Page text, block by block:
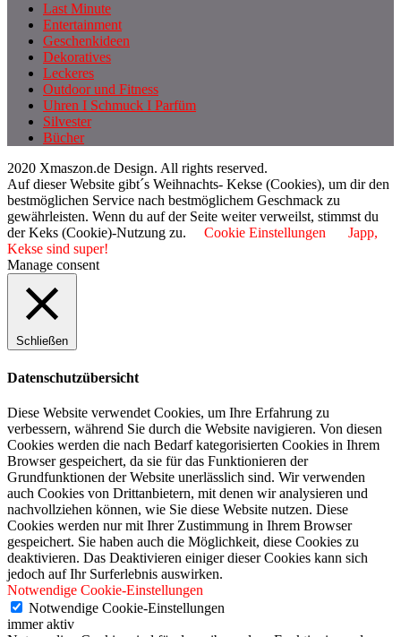
Last Minute
Entertainment
Geschenkideen
Dekoratives
Leckeres
Outdoor und Fitness
Uhren I Schmuck I Parfüm
Silvester
Bücher
2020 Xmaszon.de Design. All rights reserved.
Auf dieser Website gibt´s Weihnachts- Kekse (Cookies), um dir den
bestmöglichen Service nach bestmöglichem Geschmack zu
gewährleisten. Wenn du auf der Seite weiter verweilst, stimmst du
der Keks (Cookie)-Nutzung zu.
Cookie Einstellungen
Japp,
Kekse sind super!
Manage consent
Schließen
Datenschutzübersicht
Diese Website verwendet Cookies, um Ihre Erfahrung zu
verbessern, während Sie durch die Website navigieren. Von diesen
Cookies werden die nach Bedarf kategorisierten Cookies in Ihrem
Browser gespeichert, da sie für das Funktionieren der
Grundfunktionen der Website unerlässlich sind. Wir verwenden
auch Cookies von Drittanbietern, mit denen wir analysieren und
nachvollziehen können, wie Sie diese Website nutzen. Diese
Cookies werden nur mit Ihrer Zustimmung in Ihrem Browser
gespeichert. Sie haben auch die Möglichkeit, diese Cookies zu
deaktivieren. Das Deaktivieren einiger dieser Cookies kann sich
jedoch auf Ihr Surferlebnis auswirken.
Notwendige Cookie-Einstellungen
Notwendige Cookie-Einstellungen
immer aktiv